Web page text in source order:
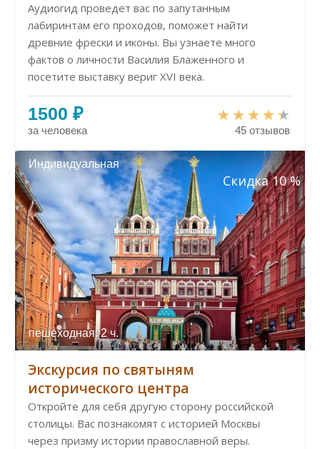
Аудиогид проведет вас по запутанным
лабиринтам его проходов, поможет найти
древние фрески и иконы. Вы узнаете много
фактов о личности Василия Блаженного и
посетите выставку вериг XVI века.
1500 ₽
за человека 45 отзывов
Индивидуальная
пешеходная: 2 ч.
Скидка 10 %
Экскурсия по святыням
исторического центра
Откройте для себя другую сторону российской
столицы. Вас познакомят с историей Москвы
через призму истории православной веры.